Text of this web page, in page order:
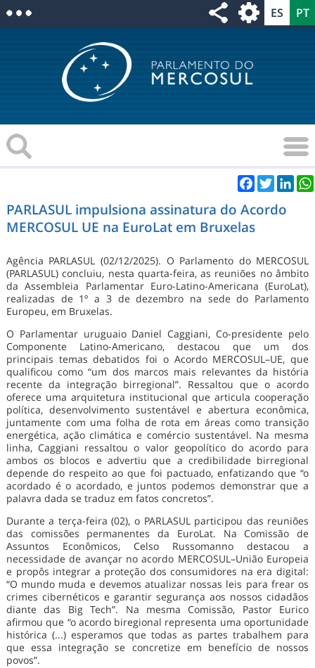
Facebook
Twitter
PARLASUL impulsiona assinatura do Acordo
MERCOSUL UE na EuroLat em Bruxelas
Agência PARLASUL (02/12/2025). O Parlamento do MERCOSUL
(PARLASUL) concluiu, nesta quarta-feira, as reuniões no âmbito
da Assembleia Parlamentar Euro-Latino-Americana (EuroLat),
realizadas de 1º a 3 de dezembro na sede do Parlamento
Europeu, em Bruxelas.
O Parlamentar uruguaio Daniel Caggiani, Co-presidente pelo
Componente Latino-Americano, destacou que um dos
principais temas debatidos foi o Acordo MERCOSUL–UE, que
qualificou como “um dos marcos mais relevantes da história
recente da integração birregional”. Ressaltou que o acordo
oferece uma arquitetura institucional que articula cooperação
política, desenvolvimento sustentável e abertura econômica,
juntamente com uma folha de rota em áreas como transição
energética, ação climática e comércio sustentável. Na mesma
linha, Caggiani ressaltou o valor geopolítico do acordo para
ambos os blocos e advertiu que a credibilidade birregional
depende do respeito ao que foi pactuado, enfatizando que “o
acordado é o acordado, e juntos podemos demonstrar que a
palavra dada se traduz em fatos concretos”.
Durante a terça-feira (02), o PARLASUL participou das reuniões
das comissões permanentes da EuroLat. Na Comissão de
Assuntos Econômicos, Celso Russomanno destacou a
necessidade de avançar no acordo MERCOSUL–União Europeia
e propôs integrar a proteção dos consumidores na era digital:
“O mundo muda e devemos atualizar nossas leis para frear os
crimes cibernéticos e garantir segurança aos nossos cidadãos
diante das Big Tech”. Na mesma Comissão, Pastor Eurico
afirmou que “o acordo biregional representa uma oportunidade
histórica (...) esperamos que todas as partes trabalhem para
que essa integração se concretize em benefício de nossos
povos”.